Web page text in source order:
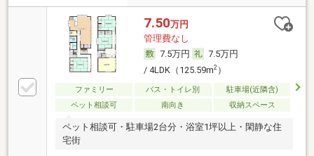
7.50万円
管理費なし
7.5万円
7.5万円
/ 4LDK（125.59m2）
ファミリー バス・トイレ別
駐車場(近隣含)
ペット相談可
南向き 収納スペース
ペット相談可・駐車場2台分・浴室1坪以上・閑静な住
宅街